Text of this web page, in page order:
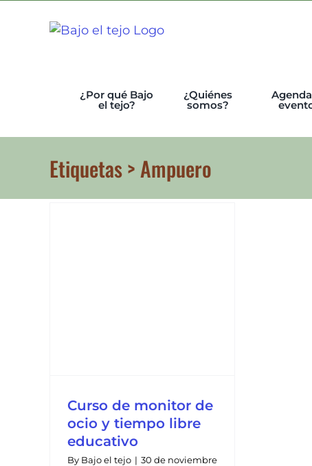
¿Por qué Bajo
el tejo?
¿Quiénes
somos?
Etiquetas > Ampuero
Curso de monitor de
ocio y tiempo libre
educativo
By Bajo el tejo | 30 de noviembre